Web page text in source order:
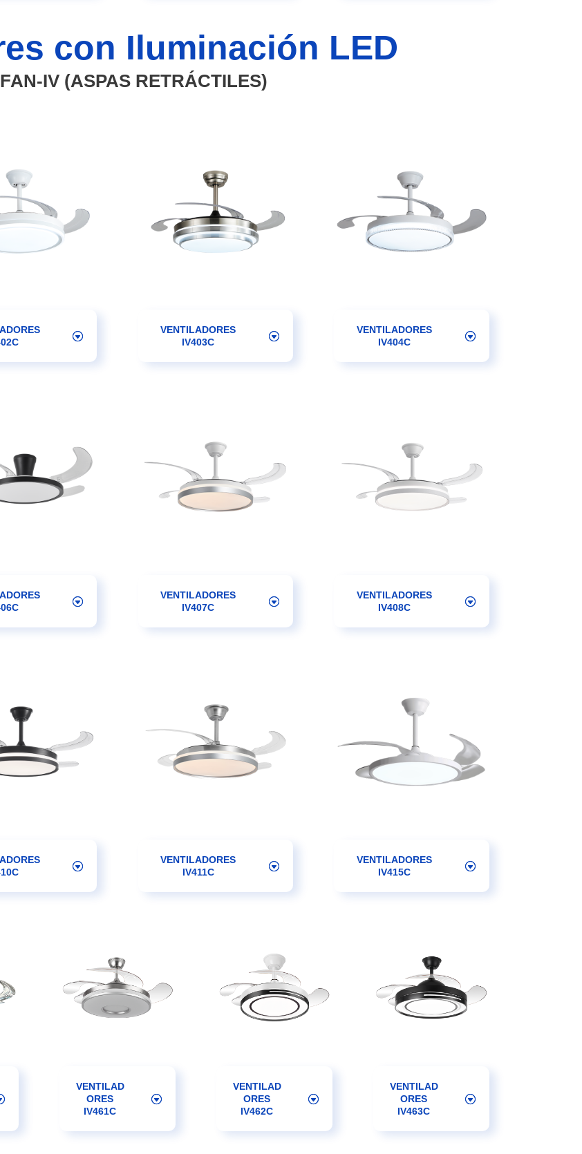
con Iluminación LED
IV (ASPAS RETRÁCTILES)
VENTILADORES
IV403C
VENTILADORES
IV404C
VENTILADORES
IV407C
VENTILADORES
IV408C
VENTILADORES
IV411C
VENTILADORES
IV415C
VENTILAD
ORES
IV461C
VENTILAD
ORES
IV462C
VENTILAD
ORES
IV463C